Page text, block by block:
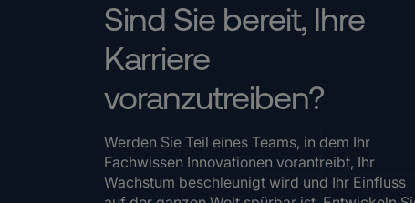
Sind Sie bereit, Ihre
Karriere
voranzutreiben?
Werden Sie Teil eines Teams, in dem Ihr
Fachwissen Innovationen vorantreibt, Ihr
Wachstum beschleunigt wird und Ihr Einfluss